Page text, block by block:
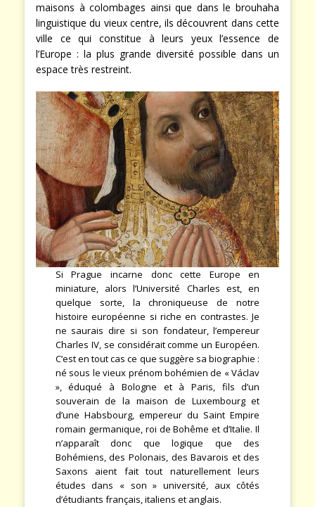
maisons à colombages ainsi que dans le brouhaha
linguistique du vieux centre, ils découvrent dans cette
ville ce qui constitue à leurs yeux l’essence de
l’Europe : la plus grande diversité possible dans un
espace très restreint.
Si Prague incarne donc cette Europe en
miniature, alors l’Université Charles est, en
quelque sorte, la chroniqueuse de notre
histoire européenne si riche en contrastes. Je
ne saurais dire si son fondateur, l’empereur
Charles IV, se considérait comme un Européen.
C’est en tout cas ce que suggère sa biographie :
né sous le vieux prénom bohémien de « Václav
», éduqué à Bologne et à Paris, fils d’un
souverain de la maison de Luxembourg et
d’une Habsbourg, empereur du Saint Empire
romain germanique, roi de Bohême et d’Italie. Il
n’apparaît donc que logique que des
Bohémiens, des Polonais, des Bavarois et des
Saxons aient fait tout naturellement leurs
études dans « son » université, aux côtés
d’étudiants français, italiens et anglais.